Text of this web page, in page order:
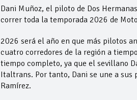
Dani Muñoz, el piloto de Dos
correr toda la temporada 2026 de
2026 será el año en que más pilotos
cuatro corredores de la región a
tiempo completo, ya que el sevillano
Italtrans. Por tanto, Dani se une a sus
Ramírez.